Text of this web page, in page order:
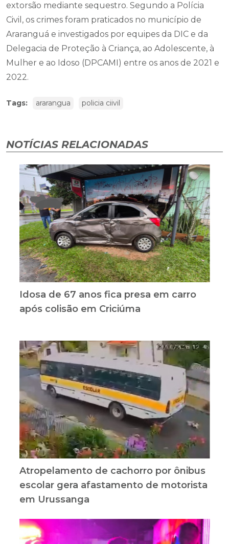
extorsão mediante sequestro. Segundo a Polícia
Civil, os crimes foram praticados no município de
Araranguá e investigados por equipes da DIC e da
Delegacia de Proteção à Criança, ao Adolescente, à
Mulher e ao Idoso (DPCAMI) entre os anos de 2021 e
2022.
Tags: ararangua policia ciivil
NOTÍCIAS RELACIONADAS
Idosa de 67 anos fica presa em carro
após colisão em Criciúma
Atropelamento de cachorro por ônibus
escolar gera afastamento de motorista
em Urussanga